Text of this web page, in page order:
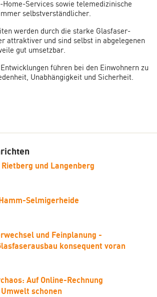
Home-Services sowie telemedizinische
selbstverständlicher.
werden durch die starke Glasfaser-
attraktiver und sind selbst in abgelegenen
gut umsetzbar.
führen bei den Einwohnern zu
Unabhängigkeit und Sicherheit.
und Langenberg
Selmigerheide
und Feinplanung -
konsequent voran
Auf Online-Rechnung
schonen